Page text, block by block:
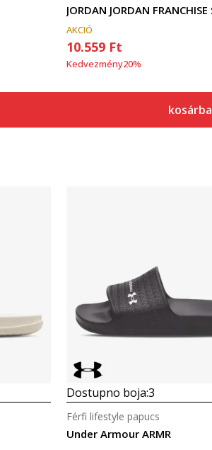
JORDAN JORDAN FRANCHISE
AKCIÓ
10.559 Ft
Kedvezmény20%
kosárba
Összehasonlítás
Dostupno boja:3
Under Armour ARMR
Férfi lifestyle papucs